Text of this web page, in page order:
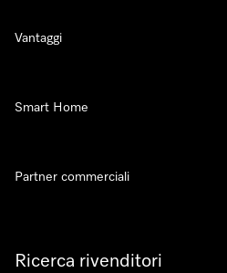
Ricerca rivenditori
Vantaggi
Smart Home
Partner commerciali